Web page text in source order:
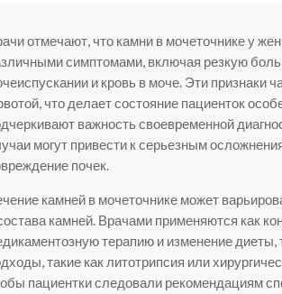
отмечают, что камни в мочеточнике у
симптомами, включая резкую
и кровь в моче. Эти признаки
что делает состояние пациенток
важность своевременной
могут привести к серьезным
почек.
камней в мочеточнике может
камней. Врачами применяются как
терапию и изменение диеты,
такие как литотрипсия или
пациентки следовали рекомендациям